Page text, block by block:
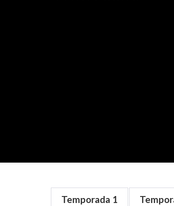
Temporada 1